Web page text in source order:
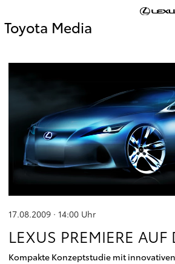
Toyota Media
17.08.2009 · 14:00 Uhr
LEXUS PREMIERE AUF
Kompakte Konzeptstudie mit